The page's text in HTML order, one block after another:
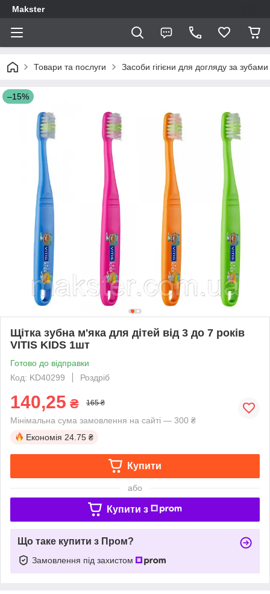
Makster
Товари та послуги Засоби гігієни для догляду за
–15%
Щітка зубна м'яка для дітей від 3 до 7 років
VITIS KIDS 1шт
Готово до відправки
Код: KD40299
Роздріб
140,25 ₴ 165 ₴
Мінімальна сума замовлення на сайті — 300 ₴
Економія 24.75 ₴
Купити
або
Купити з
Що таке купити з Пром?
Замовлення під захистом